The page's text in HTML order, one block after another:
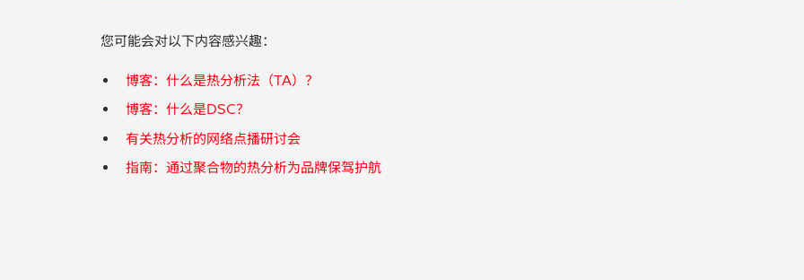
您可能会对以下内容感兴趣：
博客：什么是热分析法（TA）？
博客：什么是DSC？
有关热分析的网络点播研讨会
指南：通过聚合物的热分析为品牌保驾护航